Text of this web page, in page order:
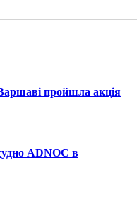
пройшла акція
ADNOC в